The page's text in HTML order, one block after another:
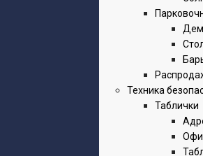
Техника
Таблички